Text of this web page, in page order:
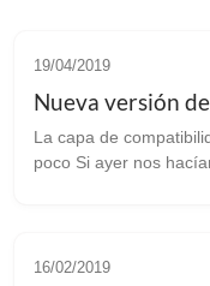
19/04/2019
Nueva versión
La capa de
poco Si ayer nos hacíamos eco de que Lutris ya es capaz de
16/02/2019